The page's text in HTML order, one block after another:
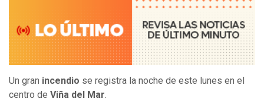
Un gran incendio se registra la noche de este lunes en el
centro de Viña del Mar.